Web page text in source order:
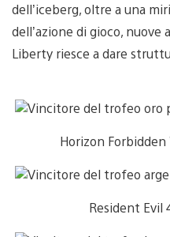
dell’iceberg, oltre a una
dell’azione di gioco,
Liberty riesce a dare
Horizon
Resident Evil